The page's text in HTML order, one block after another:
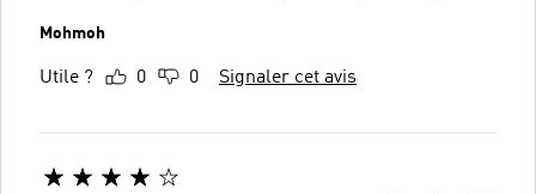
Mohmoh
Utile ? 0 0 Signaler cet avis